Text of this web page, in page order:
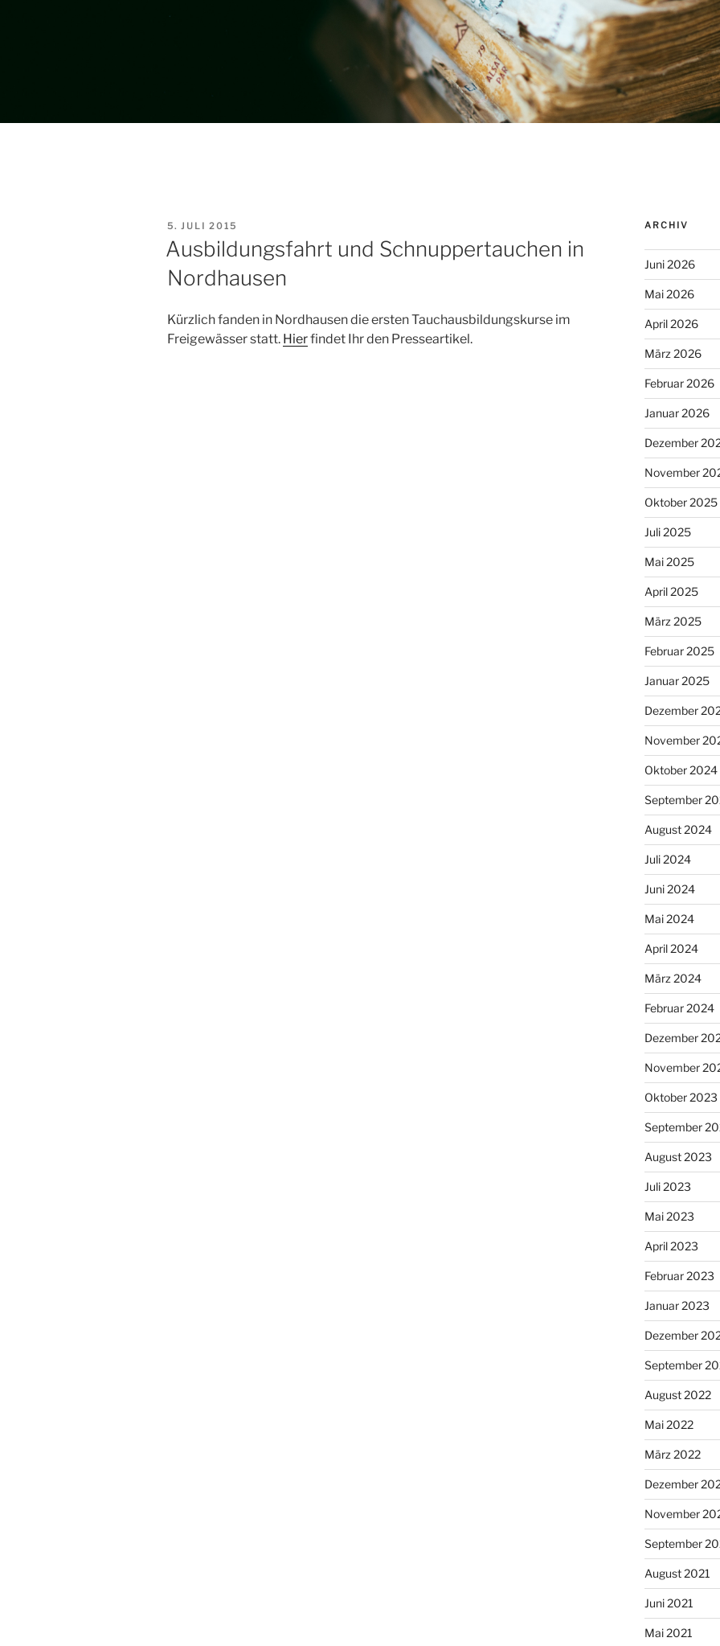
VERÖFFENTLICHT
AM
5. JULI 2015
Ausbildungsfahrt und Schnuppertauchen in
Nordhausen
Kürzlich fanden in Nordhausen die ersten Tauchausbildungskurse im
Freigewässer statt. Hierfindet Ihr den Presseartikel.
ARCHIV
Juni 2026
Mai 2026
April 2026
März 2026
Februar 2026
Januar 2026
Dezember
November
Oktober 2025
Juli 2025
Mai 2025
April 2025
März 2025
Februar 2025
Januar 2025
Dezember
November
Oktober 2024
September
August 2024
Juli 2024
Juni 2024
Mai 2024
April 2024
März 2024
Februar 2024
Dezember
November
Oktober 2023
September
August 2023
Juli 2023
Mai 2023
April 2023
Februar 2023
Januar 2023
Dezember
September
August 2022
Mai 2022
März 2022
Dezember
November
September
August 2021
Juni 2021
Mai 2021